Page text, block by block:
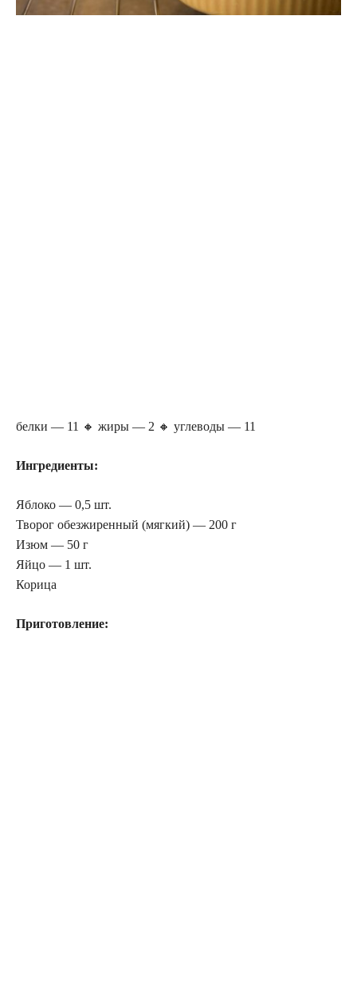
белки — 11 🔸 жиры — 2 🔸 углеводы — 11
Ингредиенты:
Яблоко — 0,5 шт.
Творог обезжиренный (мягкий) — 200 г
Изюм — 50 г
Яйцо — 1 шт.
Корица
Приготовление: